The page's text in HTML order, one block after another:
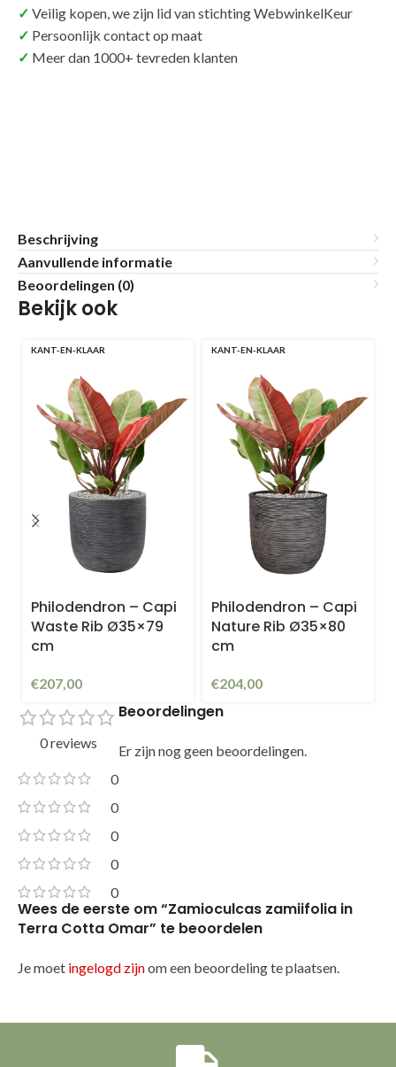
Veilig kopen, we zijn lid van stichting WebwinkelKeur
Persoonlijk contact op maat
Meer dan 1000+ tevreden klanten
Beschrijving
Aanvullende informatie
Beoordelingen (0)
Bekijk ook
KANT-EN-KLAAR
Philodendron – Capi
Waste Rib Ø35×79
cm
€207,00
KANT-EN-KLAAR
Philodendron – Capi
Nature Rib Ø35×80
cm
€204,00
0 reviews
0
0
0
0
0
Beoordelingen
Er zijn nog geen beoordelingen.
Wees de eerste om “Zamioculcas zamiifolia in
Terra Cotta Omar” te beoordelen
Je moet ingelogd zijnom een beoordeling te plaatsen.